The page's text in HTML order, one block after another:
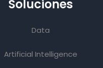
Soluciones
Data
Artificial Intelligence